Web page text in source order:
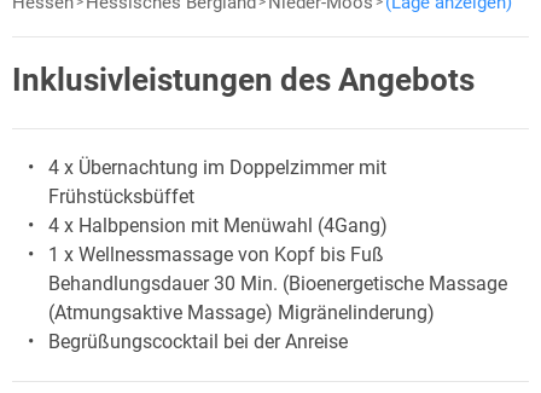
Inklusivleistungen des Angebots
4 x Übernachtung im Doppelzimmer mit
Frühstücksbüffet
4 x Halbpension mit Menüwahl (4Gang)
1 x Wellnessmassage von Kopf bis Fuß
Behandlungsdauer 30 Min. (Bioenergetische Massage
(Atmungsaktive Massage) Migränelinderung)
Begrüßungscocktail bei der Anreise